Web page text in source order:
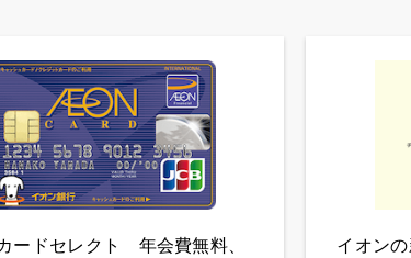
ードセレクト 年会費無料、
イオン